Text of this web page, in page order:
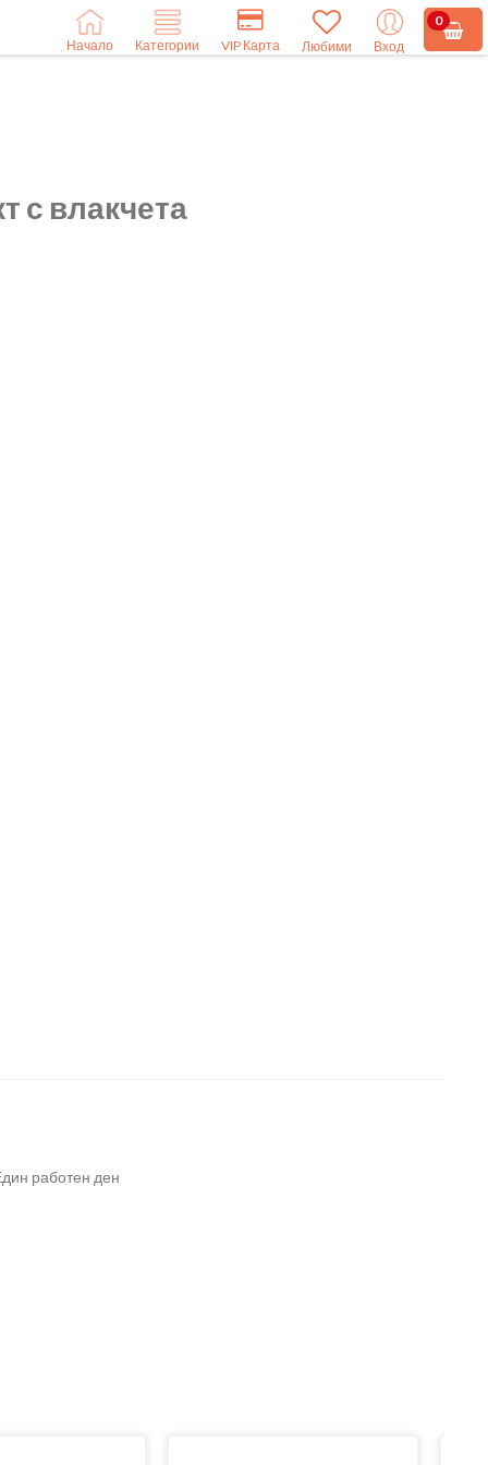
Начало Категории VIP Карта Любими Вход
0
с влакчета
работен ден